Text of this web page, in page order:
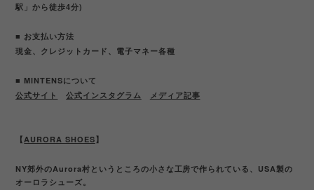
駅」から徒歩4分)
■ お支払い方法
現金、クレジットカード、電子マネー各種
■ MINTENSについて
公式サイト
公式インスタグラム メディア記事
【 AURORA SHOES】
NY郊外のAurora村というところの小さな工房で作られている、USA製の
オーロラシューズ。